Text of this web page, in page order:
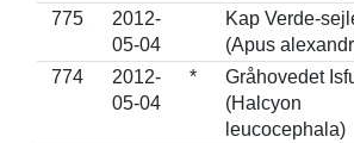
775
2012-
05-04
Kap Verde-
(Apus
774
2012-
05-04
*
Gråhovedet
(Halcyon
leucocephala)